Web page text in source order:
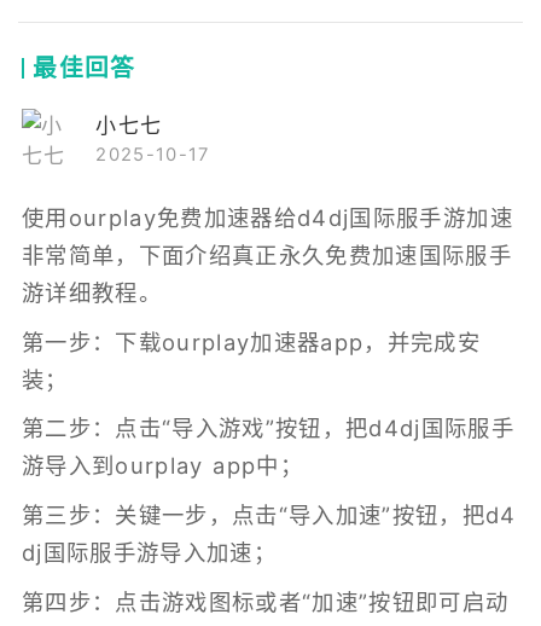
最佳回答
小七七
2025-10-17
使用ourplay免费加速器给d4dj国际服手游加速
非常简单，下面介绍真正永久免费加速国际服手
游详细教程。
第一步：下载ourplay加速器app，并完成安
装；
第二步：点击“导入游戏”按钮，把d4dj国际服手
游导入到ourplay app中；
第三步：关键一步，点击“导入加速”按钮，把d4
dj国际服手游导入加速；
第四步：点击游戏图标或者“加速”按钮即可启动